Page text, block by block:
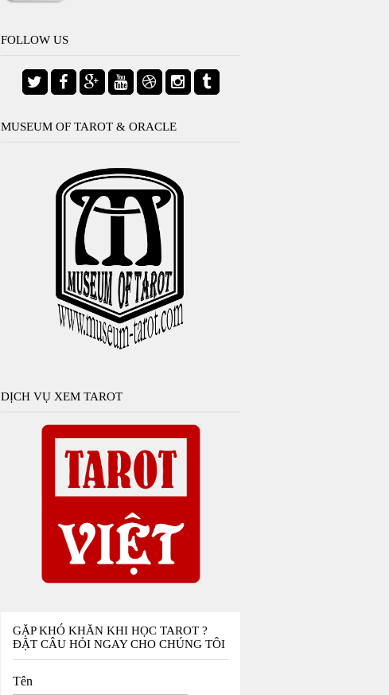
FOLLOW US
MUSEUM OF TAROT & ORACLE
DỊCH VỤ XEM TAROT
GẶP KHÓ KHĂN KHI HỌC TAROT ?
ĐẶT CÂU HỎI NGAY CHO CHÚNG TÔI
Tên